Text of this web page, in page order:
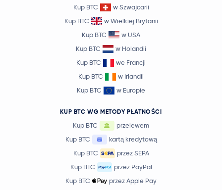
Kup BTC
w Szwajcarii
Kup BTC
w Wielkiej Brytanii
Kup BTC
w USA
Kup BTC
w Holandii
Kup BTC
we Francji
Kup BTC
w Irlandii
Kup BTC
w Europie
KUP BTC WG METODY PŁATNOŚCI
Kup BTC
przelewem
Kup BTC
kartą kredytową
Kup BTC
przez SEPA
Kup BTC
przez PayPal
Kup BTC
przez Apple Pay